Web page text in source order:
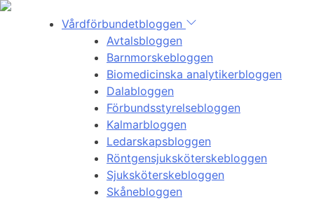
Vårdförbundetbloggen
Avtalsbloggen
Barnmorskebloggen
Biomedicinska analytikerbloggen
Dalabloggen
Förbundsstyrelsebloggen
Kalmarbloggen
Ledarskapsbloggen
Röntgensjuksköterskebloggen
Sjuksköterskebloggen
Skånebloggen